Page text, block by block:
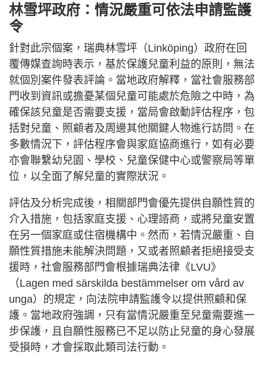
林雪坪政府：情況嚴重可依法申請監護
令
針對此宗個案，瑞典林雪坪（Linköping）政府在回
覆傳媒查詢時表示，基於保護兒童利益的原則，無法
就個別案件發表評論。當地政府解釋，當社會服務部
門收到資訊或擔憂某個兒童可能處於危險之中時，為
確保該兒童是否需要支援，當局會啟動評估程序，包
括對兒童、照顧者及周邊其他關鍵人物進行訪問。在
多數情況下，評估程序會與家庭協商進行，如有必要
亦會聯繫幼兒園、學校、兒童保健中心或警察局等單
位，以全面了解兒童的實際狀況。
評估及分析完成後，相關部門會優先提供自願性質的
介入措施，包括家庭支援、心理諮商，或將兒童安置
在另一個家庭或住宿機構中。然而，若情況嚴重、自
願性質措施未能解決問題，又或者照顧者拒絕接受支
援時，社會服務部門會根據瑞典法律《LVU》
（Lagen med särskilda bestämmelser om vård av
unga）的規定，向法院申請監護令以提供照顧和保
護。當地政府強調，只有當情況嚴重至兒童需要進一
步保護，且自願性服務已不足以防止兒童的身心發展
受損時，才會採取此類司法行動。